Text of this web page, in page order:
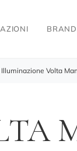
BRAND
Illuminazione Volta